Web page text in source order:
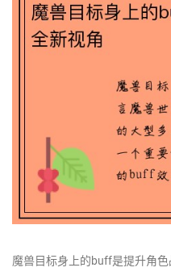
魔兽目标身上的buff是提升角